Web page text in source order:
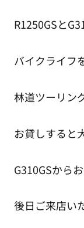
R1250GSと
バイクライフ
林道ツーリン
お貸しすると
G310GSから
後日ご来店い